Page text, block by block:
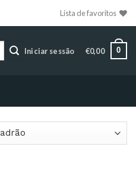
Lista de favoritos
Iniciar sessão €0,00 0